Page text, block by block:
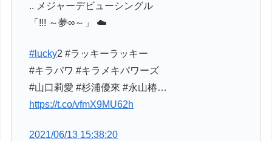
.. メジャーデビューシングル
「!!! ～夢∞～」 ☁️
#lucky2 #ラッキーラッキー
#キラパワ #キラメキパワーズ
#山口莉愛 #杉浦優來 #永山椿…
https://t.co/vfmX9MU62h
2021/06/13 15:38:20